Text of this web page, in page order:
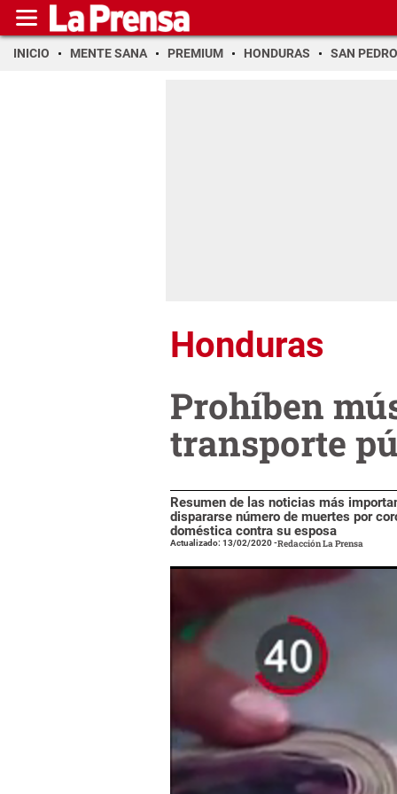
INICIO MENTE SANA PREMIUM HONDURAS SAN PEDRO
Honduras
Prohíben
transporte
Resumen de las noticias más
dispararse número de muertes por
doméstica contra su esposa
Actualizado: 13/02/2020-Redacción La Prensa